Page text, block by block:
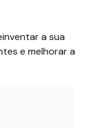
a sua
e melhorar a